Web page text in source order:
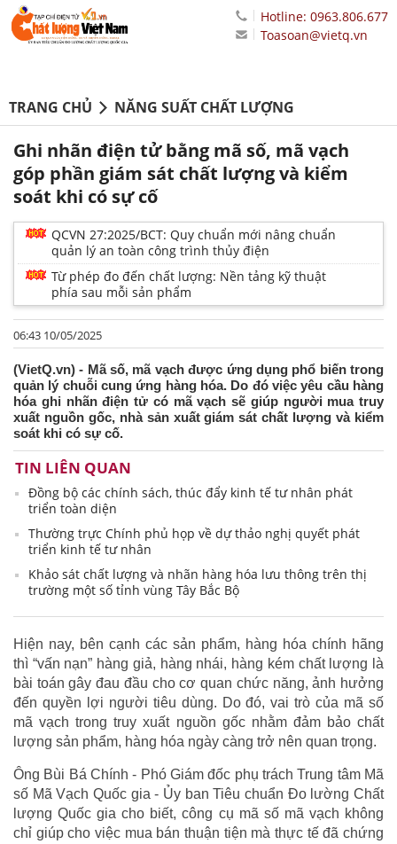
Hotline: 0963.806.677
Toasoan@vietq.vn
TRANG CHỦ NĂNG SUẤT CHẤT LƯỢNG
Ghi nhãn điện tử bằng mã số, mã vạch
góp phần giám sát chất lượng và kiểm
soát khi có sự cố
QCVN 27:2025/BCT: Quy chuẩn mới nâng chuẩn
quản lý an toàn công trình thủy điện
Từ phép đo đến chất lượng: Nền tảng kỹ thuật
phía sau mỗi sản phẩm
06:43 10/05/2025
(VietQ.vn) - Mã số, mã vạch được ứng dụng phổ biến trong
quản lý chuỗi cung ứng hàng hóa. Do đó việc yêu cầu hàng
hóa ghi nhãn điện tử có mã vạch sẽ giúp người mua truy
xuất nguồn gốc, nhà sản xuất giám sát chất lượng và kiểm
soát khi có sự cố.
TIN LIÊN QUAN
Đồng bộ các chính sách, thúc đẩy kinh tế tư nhân phát
triển toàn diện
Thường trực Chính phủ họp về dự thảo nghị quyết phát
triển kinh tế tư nhân
Khảo sát chất lượng và nhãn hàng hóa lưu thông trên thị
trường một số tỉnh vùng Tây Bắc Bộ
Hiện nay, bên cạnh các sản phẩm, hàng hóa chính hãng
thì “vấn nạn” hàng giả, hàng nhái, hàng kém chất lượng là
bài toán gây đau đầu cho cơ quan chức năng, ảnh hưởng
đến quyền lợi người tiêu dùng. Do đó, vai trò của mã số
mã vạch trong truy xuất nguồn gốc nhằm đảm bảo chất
lượng sản phẩm, hàng hóa ngày càng trở nên quan trọng.
Ông Bùi Bá Chính - Phó Giám đốc phụ trách Trung tâm Mã
số Mã Vạch Quốc gia - Ủy ban Tiêu chuẩn Đo lường Chất
lượng Quốc gia cho biết, công cụ mã số mã vạch không
chỉ giúp cho việc mua bán thuận tiện mà thực tế đã chứng